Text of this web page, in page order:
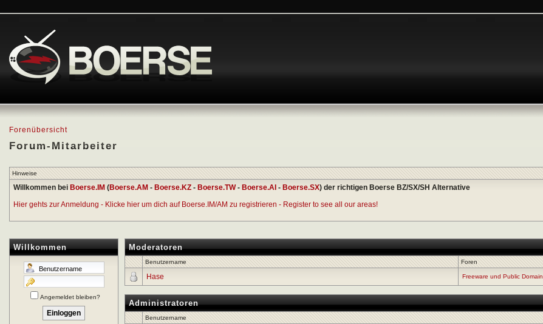
Forenübersicht
Forum-Mitarbeiter
Hinweise
Willkommen bei Boerse.IM (Boerse.AM - Boerse.KZ - Boerse.TW- Boerse.AI - Boerse.SX) der richtigen Boerse BZ/SX/SH Alternative
Hier gehts zur Anmeldung - Klicke hier um dich auf Boerse.IM/AM zu registrieren - Register to see all our areas!
Willkommen
Angemeldet bleiben?
Moderatoren
Benutzername Foren
Hase Freeware und Public Domain
Administratoren
Benutzername